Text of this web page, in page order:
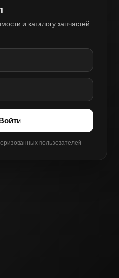
и каталогу запчастей
Войти
пользователей